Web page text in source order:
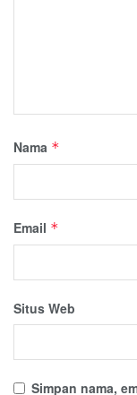
Nama *
Email *
Situs Web
Simpan nama,